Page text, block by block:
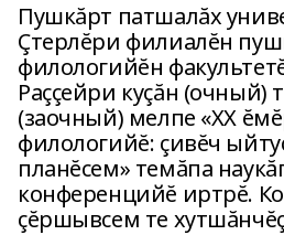
Пушкăрт патшалăх
Çтерлĕри филиалĕн
филологийĕн
Раççейри куçăн (очный)
(заочный) мелпе «XX
филологийĕ: çивĕч
планĕсем» темăпа
конференцийĕ иртрĕ.
çĕршывсем те